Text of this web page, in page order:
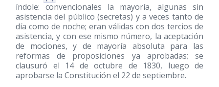
índole: convencionales la mayoría, algunas sin
asistencia del público (secretas) y a veces tanto de
día como de noche; eran válidas con dos tercios de
asistencia, y con ese mismo número, la aceptación
de mociones, y de mayoría absoluta para las
reformas de proposiciones ya aprobadas; se
clausuró el 14 de octubre de 1830, luego de
aprobarse la Constitución el 22 de septiembre.